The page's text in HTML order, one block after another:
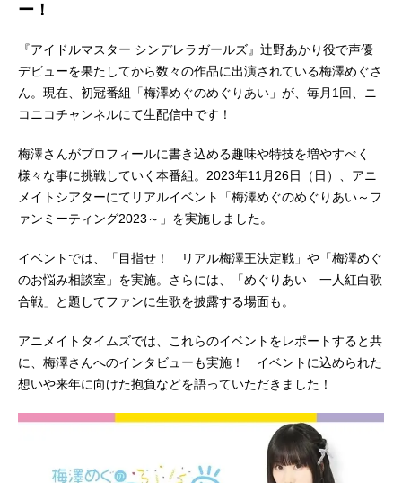
ー！
『アイドルマスター シンデレラガールズ』辻野あかり役で声優
デビューを果たしてから数々の作品に出演されている梅澤めぐさ
ん。現在、初冠番組「梅澤めぐのめぐりあい」が、毎月1回、ニ
コニコチャンネルにて生配信中です！
梅澤さんがプロフィールに書き込める趣味や特技を増やすべく
様々な事に挑戦していく本番組。2023年11月26日（日）、アニ
メイトシアターにてリアルイベント「梅澤めぐのめぐりあい～フ
ァンミーティング2023～」を実施しました。
イベントでは、「目指せ！ リアル梅澤王決定戦」や「梅澤めぐ
のお悩み相談室」を実施。さらには、「めぐりあい 一人紅白歌
合戦」と題してファンに生歌を披露する場面も。
アニメイトタイムズでは、これらのイベントをレポートすると共
に、梅澤さんへのインタビューも実施！ イベントに込められた
想いや来年に向けた抱負などを語っていただきました！